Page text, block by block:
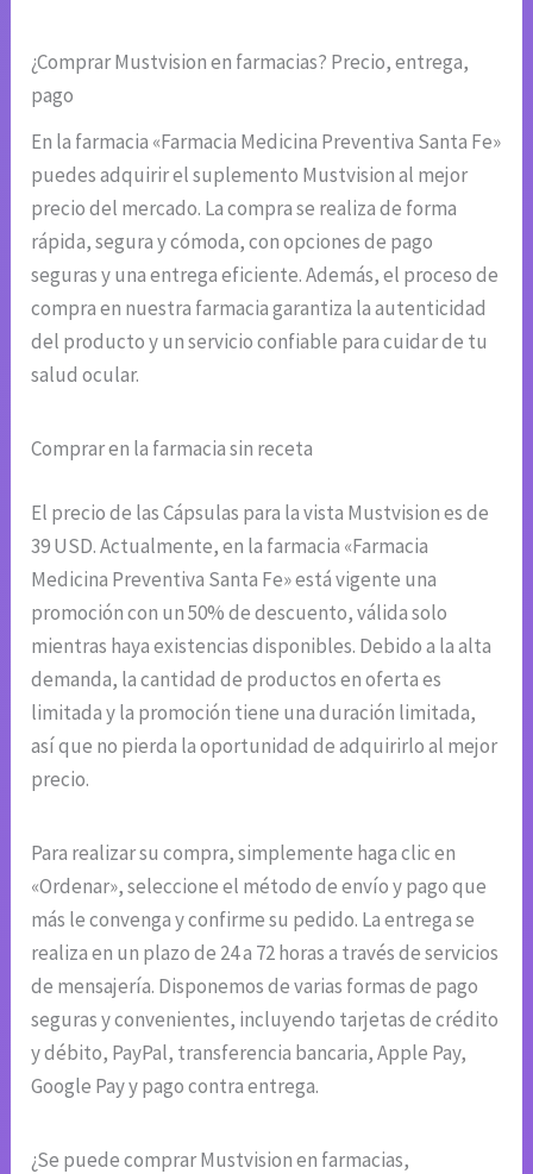
¿Comprar Mustvision en farmacias? Precio, entrega,
pago
En la farmacia «Farmacia Medicina Preventiva Santa Fe»
puedes adquirir el suplemento Mustvision al mejor
precio del mercado. La compra se realiza de forma
rápida, segura y cómoda, con opciones de pago
seguras y una entrega eficiente. Además, el proceso de
compra en nuestra farmacia garantiza la autenticidad
del producto y un servicio confiable para cuidar de tu
salud ocular.
Comprar en la farmacia sin receta
El precio de las Cápsulas para la vista Mustvision es de
39 USD. Actualmente, en la farmacia «Farmacia
Medicina Preventiva Santa Fe» está vigente una
promoción con un 50% de descuento, válida solo
mientras haya existencias disponibles. Debido a la alta
demanda, la cantidad de productos en oferta es
limitada y la promoción tiene una duración limitada,
así que no pierda la oportunidad de adquirirlo al mejor
precio.
Para realizar su compra, simplemente haga clic en
«Ordenar», seleccione el método de envío y pago que
más le convenga y confirme su pedido. La entrega se
realiza en un plazo de 24 a 72 horas a través de servicios
de mensajería. Disponemos de varias formas de pago
seguras y convenientes, incluyendo tarjetas de crédito
y débito, PayPal, transferencia bancaria, Apple Pay,
Google Pay y pago contra entrega.
¿Se puede comprar Mustvision en farmacias,